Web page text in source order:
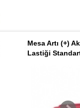
Mesa Artı (+)
Lastiği